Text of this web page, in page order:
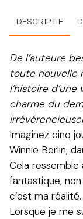
DESCRIPTIF
De l’auteure
toute nouvelle
l’histoire
charme du
Imaginez cinq
Winnie Berlin,
Cela ressemble
fantastique,
c’est ma réalité.
Lorsque je me